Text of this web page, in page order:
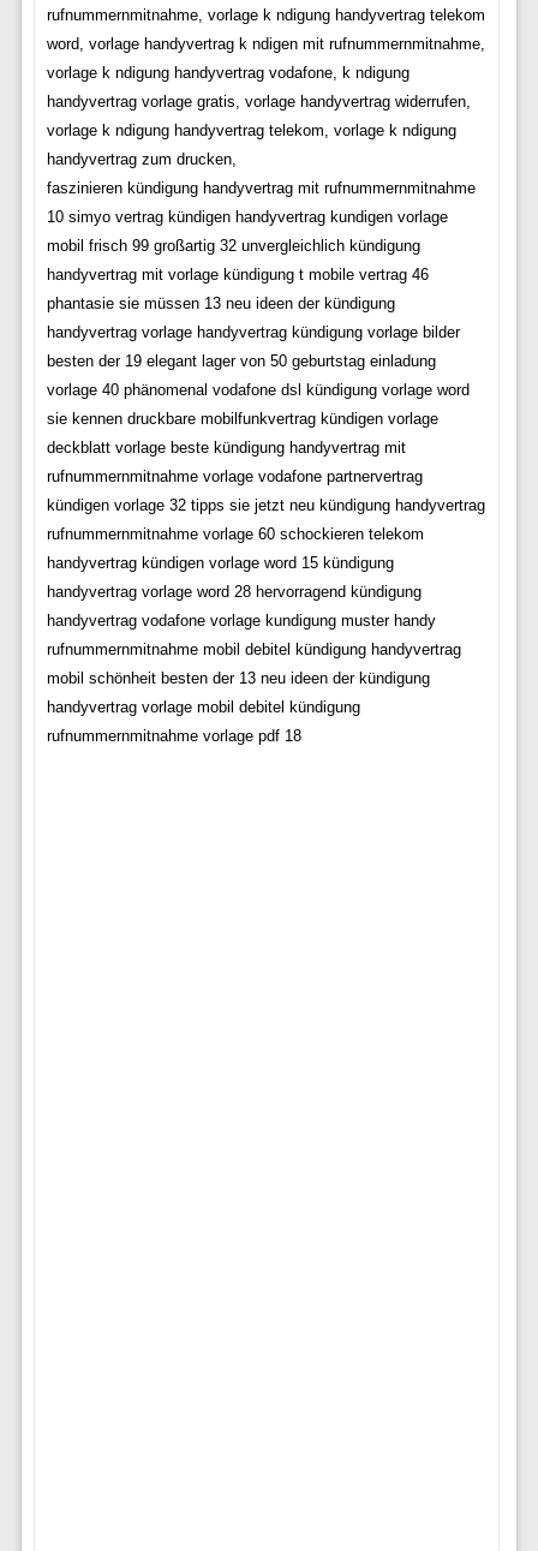
rufnummernmitnahme, vorlage k ndigung handyvertrag telekom
word, vorlage handyvertrag k ndigen mit rufnummernmitnahme,
vorlage k ndigung handyvertrag vodafone, k ndigung
handyvertrag vorlage gratis, vorlage handyvertrag widerrufen,
vorlage k ndigung handyvertrag telekom, vorlage k ndigung
handyvertrag zum drucken,
faszinieren kündigung handyvertrag mit rufnummernmitnahme
10 simyo vertrag kündigen handyvertrag kundigen vorlage
mobil frisch 99 großartig 32 unvergleichlich kündigung
handyvertrag mit vorlage kündigung t mobile vertrag 46
phantasie sie müssen 13 neu ideen der kündigung
handyvertrag vorlage handyvertrag kündigung vorlage bilder
besten der 19 elegant lager von 50 geburtstag einladung
vorlage 40 phänomenal vodafone dsl kündigung vorlage word
sie kennen druckbare mobilfunkvertrag kündigen vorlage
deckblatt vorlage beste kündigung handyvertrag mit
rufnummernmitnahme vorlage vodafone partnervertrag
kündigen vorlage 32 tipps sie jetzt neu kündigung handyvertrag
rufnummernmitnahme vorlage 60 schockieren telekom
handyvertrag kündigen vorlage word 15 kündigung
handyvertrag vorlage word 28 hervorragend kündigung
handyvertrag vodafone vorlage kundigung muster handy
rufnummernmitnahme mobil debitel kündigung handyvertrag
mobil schönheit besten der 13 neu ideen der kündigung
handyvertrag vorlage mobil debitel kündigung
rufnummernmitnahme vorlage pdf 18